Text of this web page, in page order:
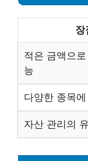
장
적은 금액으
능
다양한 종목
자산 관리의